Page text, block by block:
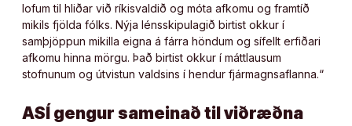
lofum til hliðar við ríkisvaldið og móta afkomu og framtíð
mikils fjölda fólks. Nýja lénsskipulagið birtist okkur í
samþjöppun mikilla eigna á fárra höndum og sífellt erfiðari
afkomu hinna mörgu. Það birtist okkur í máttlausum
stofnunum og útvistun valdsins í hendur fjármagnsaflanna.“
ASÍ gengur sameinað til viðræðna